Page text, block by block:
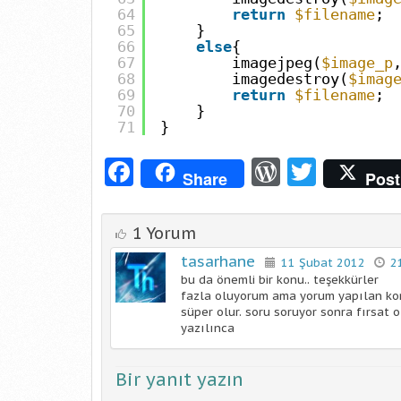
64
65
66
67
68
69
70
71
return $filename ;
}
else{
imagejpeg($image_p ,
imagedestroy($image
return $filename ;
}
}
Facebook
Share Post
1 Yorum
tasarhane 11 Şubat 2012
bu da önemli bir konu.. teşekkürler
fazla oluyorum ama yorum yapılan
süper olur. soru soruyor sonra fırsat
yazılınca
Bir yanıt yazın